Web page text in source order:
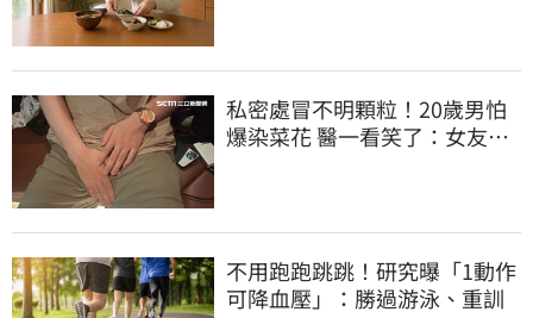
私密處冒不明顆粒！20歲男怕
爆染菜花 醫一看笑了：女友常
不用跑跑跳跳！研究曝「1動作
可降血壓」：勝過游泳、重訓